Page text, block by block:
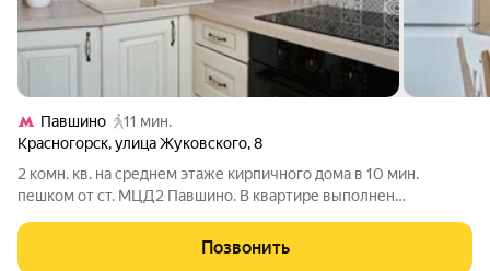
Павшино
11 мин.
Красногорск,улица Жуковского,8
2 комн. кв. на среднем этаже кирпичного дома в 10 мин.
пешком от ст. МЦД2 Павшино. В квартире выполнен
радиаторов, новая мебель и техника. Комнаты изолированные,
с/у раздельный. Уютный дизайн,
Позвонить